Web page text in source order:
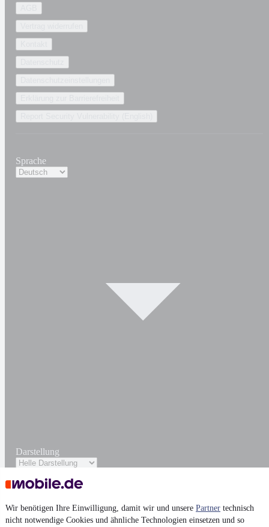
Wir benötigen Ihre Einwilligung, damit wir und unsere Partner technisch
nicht notwendige Cookies und ähnliche Technologien einsetzen und so
Sprache
Darstellung